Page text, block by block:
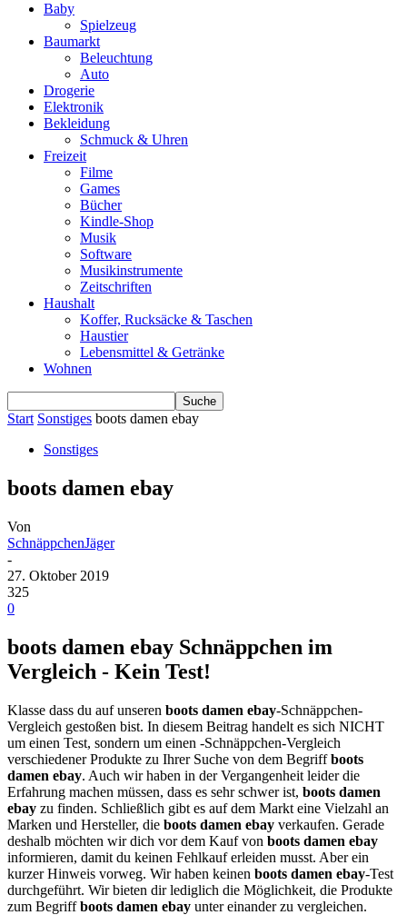
Baby
Spielzeug
Baumarkt
Beleuchtung
Auto
Drogerie
Elektronik
Bekleidung
Schmuck & Uhren
Freizeit
Filme
Games
Bücher
Kindle-Shop
Musik
Software
Musikinstrumente
Zeitschriften
Haushalt
Koffer, Rucksäcke & Taschen
Haustier
Lebensmittel & Getränke
Wohnen
Start Sonstiges boots damen ebay
Sonstiges
boots damen ebay
Von
SchnäppchenJäger
-
27. Oktober 2019
325
0
boots damen ebay Schnäppchen im
Vergleich - Kein Test!
Klasse dass du auf unseren boots damen ebay-Schnäppchen-
Vergleich gestoßen bist. In diesem Beitrag handelt es sich NICHT
um einen Test, sondern um einen -Schnäppchen-Vergleich
verschiedener Produkte zu Ihrer Suche von dem Begriffboots
damen ebay. Auch wir haben in der Vergangenheit leider die
Erfahrung machen müssen, dass es sehr schwer ist, boots damen
ebay zu finden. Schließlich gibt es auf dem Markt eine Vielzahl an
Marken und Hersteller, die boots damen ebay verkaufen. Gerade
deshalb möchten wir dich vor dem Kauf von boots damen ebay
informieren, damit du keinen Fehlkauf erleiden musst. Aber ein
kurzer Hinweis vorweg. Wir haben keinen boots damen ebay-Test
durchgeführt. Wir bieten dir lediglich die Möglichkeit, die Produkte
zum Begriffboots damen ebay unter einander zu vergleichen.